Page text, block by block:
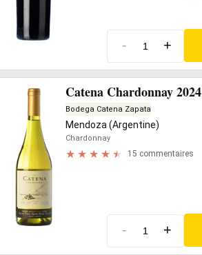
- +
Catena Chardonnay 2024
Bodega Catena Zapata
Mendoza (Argentine)
Chardonnay
15 commentaires
- +